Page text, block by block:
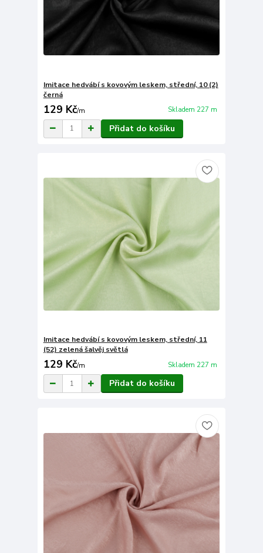
Imitace hedvábí s kovovým leskem, střední, 10 (2)
černá
129 Kč/m Skladem 227 m
Přidat do košíku
Imitace hedvábí s kovovým leskem, střední, 11
(52) zelená šalvěj světlá
129 Kč/m Skladem 227 m
Přidat do košíku